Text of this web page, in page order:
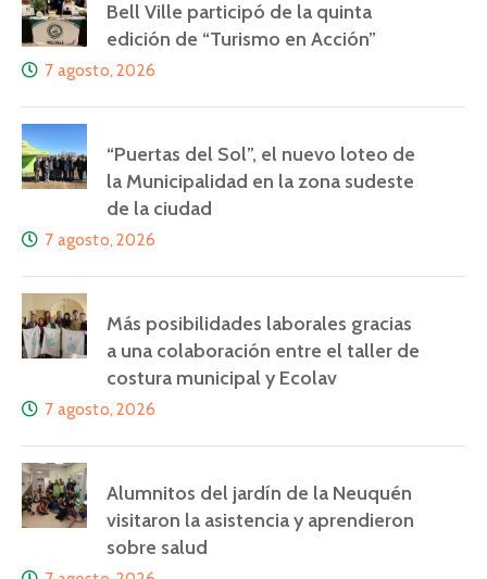
Bell Ville participó de la quinta
edición de “Turismo en Acción”
7 agosto, 2026
“Puertas del Sol”, el nuevo loteo de
la Municipalidad en la zona sudeste
de la ciudad
7 agosto, 2026
Más posibilidades laborales gracias
a una colaboración entre el taller de
costura municipal y Ecolav
7 agosto, 2026
Alumnitos del jardín de la Neuquén
visitaron la asistencia y aprendieron
sobre salud